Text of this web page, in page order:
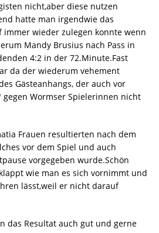
nicht,aber diese nutzen
hatte man irgendwie das
immer wieder zulegen konnte wenn
Mandy Brusius nach Pass in
4:2 in der 72.Minute.Fast
da der wiederum vehement
Gästeanhangs, der auch vor
Wormser Spielerinnen nicht
Frauen resultierten nach dem
vor dem Spiel und auch
vorgegeben wurde.Schön
wie man es sich vornimmt und
lässt,weil er nicht darauf
das Resultat auch gut und gerne